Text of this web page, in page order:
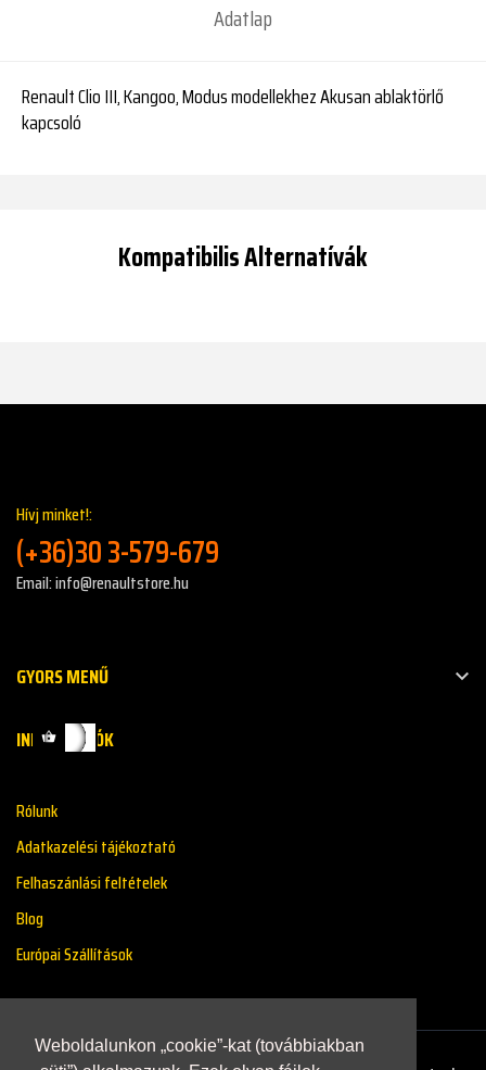
Weboldalunkon „cookie”-kat (továbbiakban
Adatlap
Renault Clio III, Kangoo, Modus modellekhez Akusan ablaktörlő
kapcsoló
Kompatibilis Alternatívák
Hívj minket!:
(+36)30 3-579-679
Email: info@renaultstore.hu
GYORS MENŰ 
INFORMÁCIÓK
Rólunk
Adatkazelési tájékoztató
Felhaszánlási feltételek
Blog
Európai Szállítások